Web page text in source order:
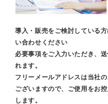
導入・販売をご検討している
い合わせください
必要事項をご入力いただき、
れます。
フリーメールアドレスは当社
ございますので、ご使用をお
します。